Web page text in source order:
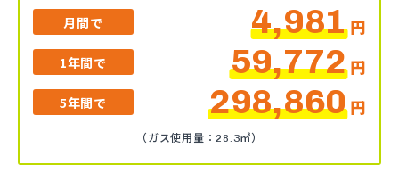
月間で 4,981円
1年間で 59,772円
5年間で 298,860円
（ガス使用量：28.3㎥）